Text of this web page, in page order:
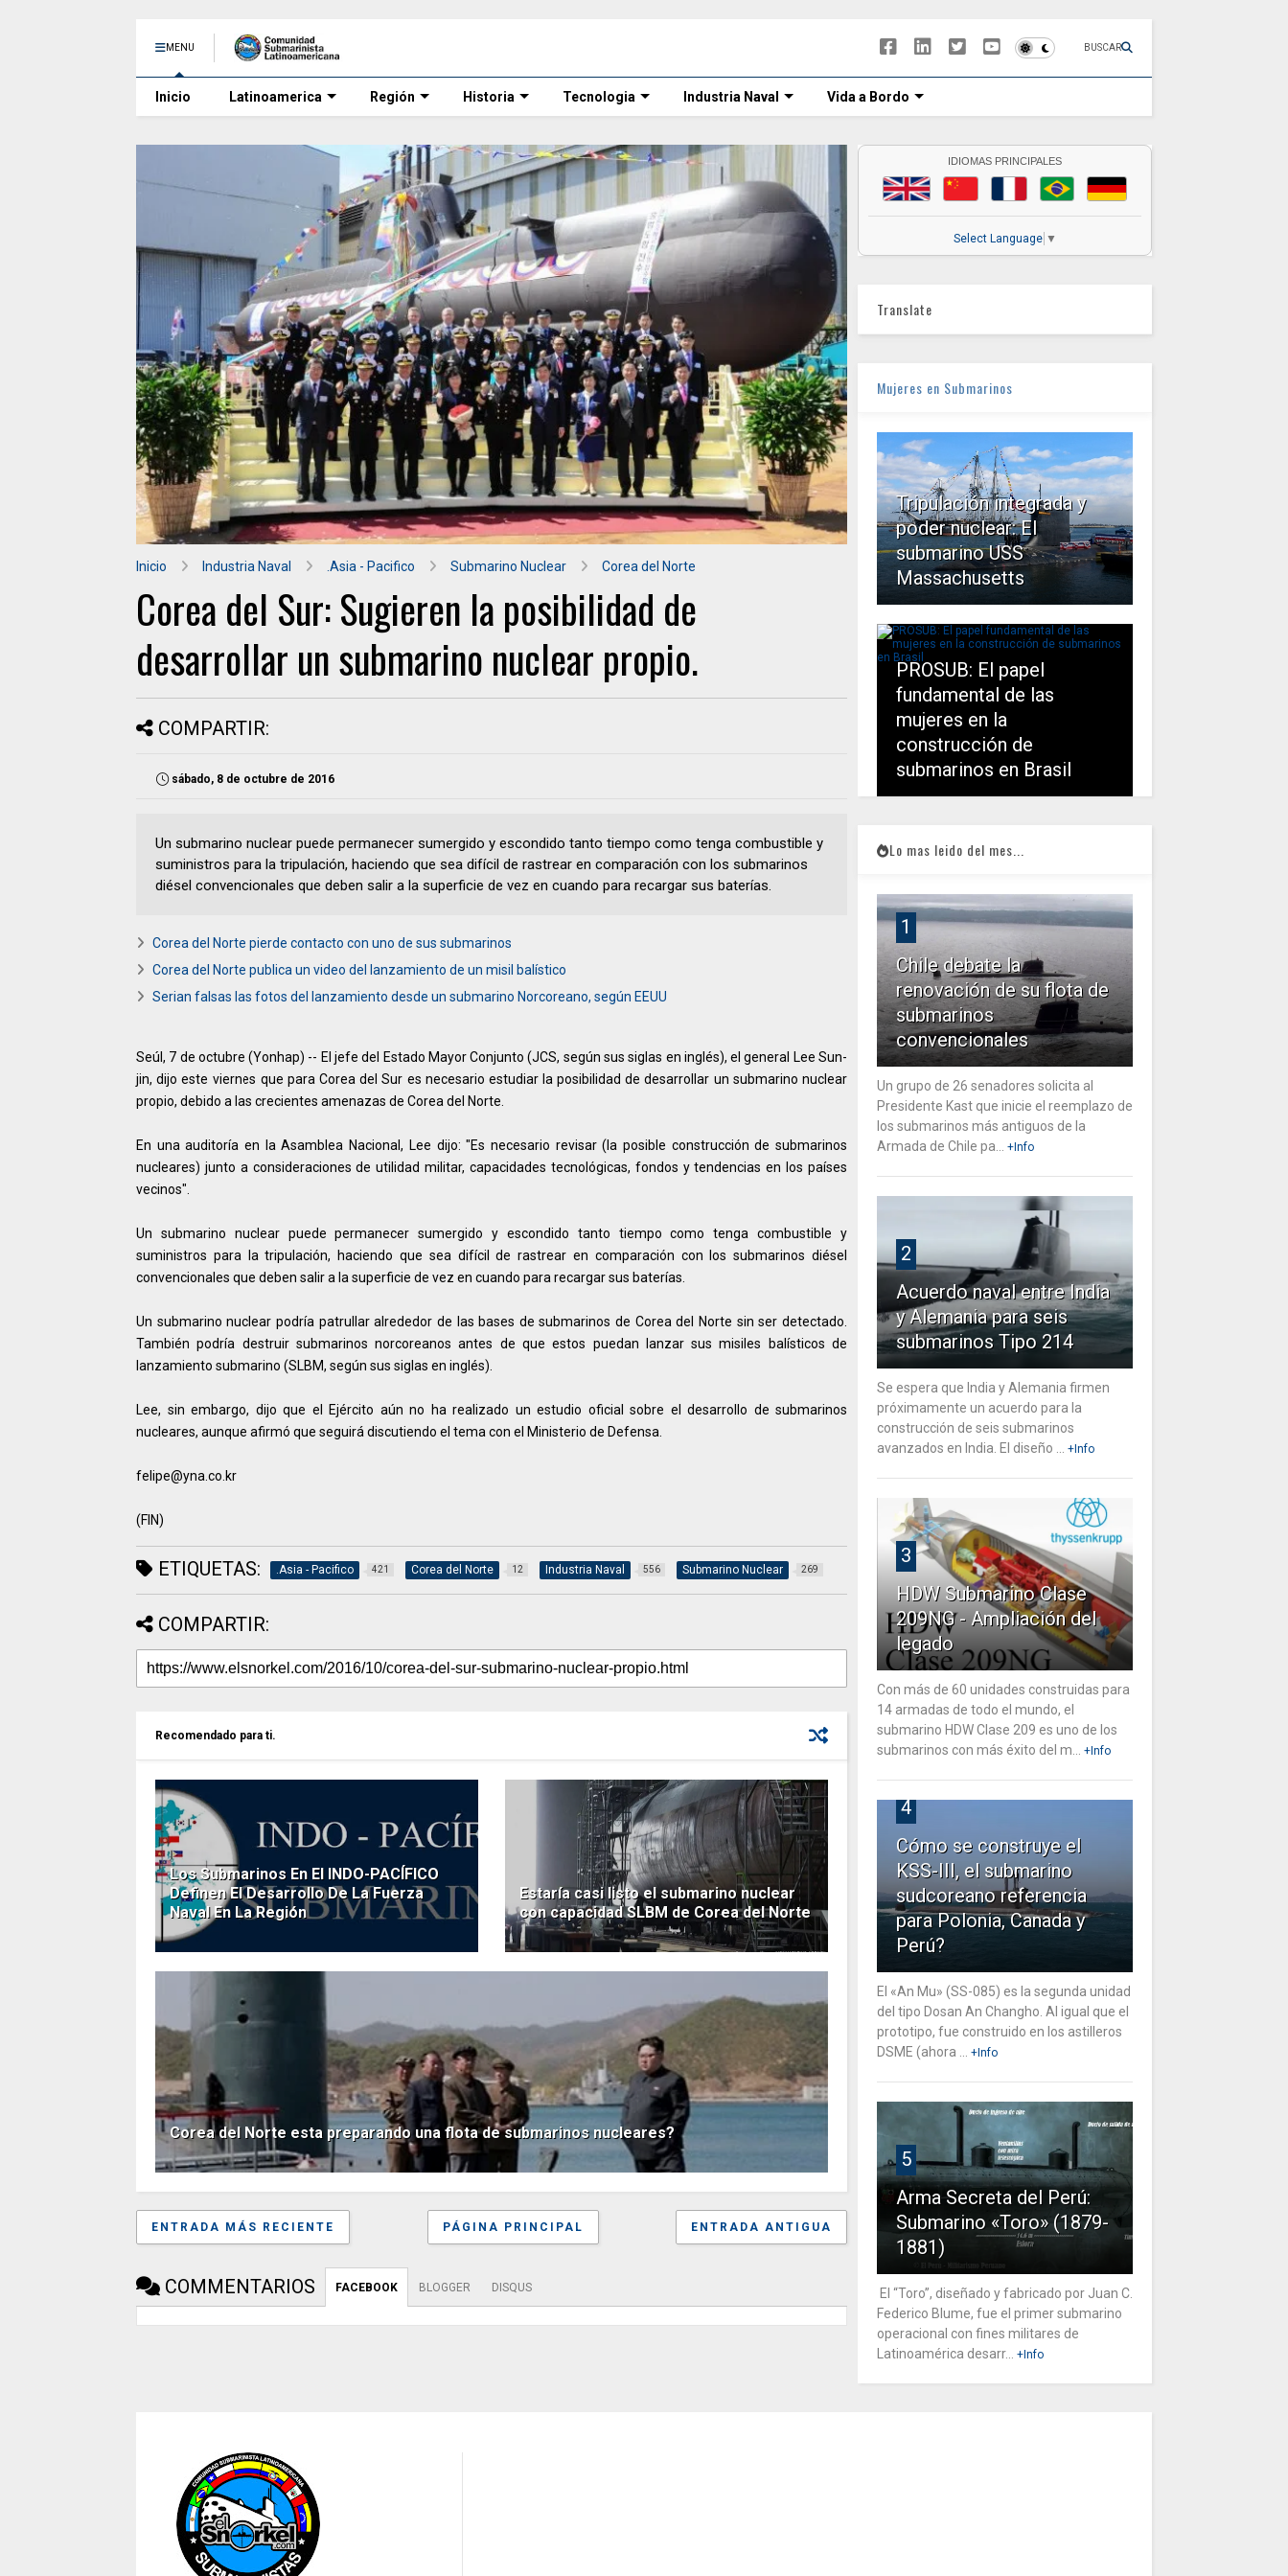
MENU BUSCAR
Inicio Latinoamerica Región Historia Tecnologia Industria Naval Vida a Bordo
Inicio Industria Naval .Asia - Pacifico Submarino Nuclear Corea del Norte
Corea del Sur: Sugieren la posibilidad de
desarrollar un submarino nuclear propio.
COMPARTIR:
sábado, 8 de octubre de 2016
Un submarino nuclear puede permanecer sumergido y escondido tanto tiempo como tenga combustible y
suministros para la tripulación, haciendo que sea difícil de rastrear en comparación con los submarinos
diésel convencionales que deben salir a la superficie de vez en cuando para recargar sus baterías.
Corea del Norte pierde contacto con uno de sus submarinos
Corea del Norte publica un video del lanzamiento de un misil balístico
Serian falsas las fotos del lanzamiento desde un submarino Norcoreano, según EEUU
Seúl, 7 de octubre (Yonhap) -- El jefe del Estado Mayor Conjunto (JCS, según sus siglas en inglés), el general Lee Sun-
jin, dijo este viernes que para Corea del Sur es necesario estudiar la posibilidad de desarrollar un submarino nuclear
propio, debido a las crecientes amenazas de Corea del Norte.
En una auditoría en la Asamblea Nacional, Lee dijo: "Es necesario revisar (la posible construcción de submarinos
nucleares) junto a consideraciones de utilidad militar, capacidades tecnológicas, fondos y tendencias en los países
vecinos".
Un submarino nuclear puede permanecer sumergido y escondido tanto tiempo como tenga combustible y
suministros para la tripulación, haciendo que sea difícil de rastrear en comparación con los submarinos diésel
convencionales que deben salir a la superficie de vez en cuando para recargar sus baterías.
Un submarino nuclear podría patrullar alrededor de las bases de submarinos de Corea del Norte sin ser detectado.
También podría destruir submarinos norcoreanos antes de que estos puedan lanzar sus misiles balísticos de
lanzamiento submarino (SLBM, según sus siglas en inglés).
Lee, sin embargo, dijo que el Ejército aún no ha realizado un estudio oficial sobre el desarrollo de submarinos
nucleares, aunque afirmó que seguirá discutiendo el tema con el Ministerio de Defensa.
felipe@yna.co.kr
(FIN)
ETIQUETAS: .Asia - Pacifico 421 Corea del Norte 12 Industria Naval 556 Submarino Nuclear 269
COMPARTIR:
Recomendado para ti.
Los Submarinos En El INDO-PACÍFICO
Definen El Desarrollo De La Fuerza
Naval En La Región
Estaría casi listo el submarino nuclear
con capacidad SLBM de Corea del Norte
Corea del Norte esta preparando una flota de submarinos nucleares?
ENTRADA MÁS RECIENTE ENTRADA ANTIGUA
PÁGINA PRINCIPAL
COMMENTARIOS FACEBOOK BLOGGER DISQUS
IDIOMAS PRINCIPALES
Select Language ▼
Translate
Mujeres en Submarinos
Tripulación integrada y
poder nuclear: El
submarino USS
Massachusetts
PROSUB: El papel
fundamental de las
mujeres en la
construcción de
submarinos en Brasil
Lo mas leido del mes...
1
Chile debate la
renovación de su flota de
submarinos
convencionales
Un grupo de 26 senadores solicita al
Presidente Kast que inicie el reemplazo de
los submarinos más antiguos de la
Armada de Chile pa...
+Info
2
Acuerdo naval entre India
y Alemania para seis
submarinos Tipo 214
Se espera que India y Alemania firmen
próximamente un acuerdo para la
construcción de seis submarinos
avanzados en India. El diseño ...
+Info
3
HDW Submarino Clase
209NG - Ampliación del
legado
Con más de 60 unidades construidas para
14 armadas de todo el mundo, el
submarino HDW Clase 209 es uno de los
submarinos con más éxito del m...
+Info
4
Cómo se construye el
KSS-III, el submarino
sudcoreano referencia
para Polonia, Canada y
Perú?
El «An Mu» (SS-085) es la segunda unidad
del tipo Dosan An Changho. Al igual que el
prototipo, fue construido en los astilleros
DSME (ahora ...
+Info
5
Arma Secreta del Perú:
Submarino «Toro» (1879-
1881)
El “Toro”, diseñado y fabricado por Juan C.
Federico Blume, fue el primer submarino
operacional con fines militares de
Latinoamérica desarr...
+Info